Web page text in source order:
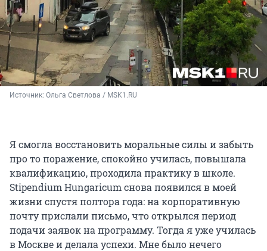
Источник: Ольга Светлова / MSK1.RU
Я смогла восстановить моральные силы и забыть
про то поражение, спокойно училась, повышала
квалификацию, проходила практику в школе.
Stipendium Hungaricum снова появился в моей
жизни спустя полтора года: на корпоративную
почту прислали письмо, что открылся период
подачи заявок на программу. Тогда я уже училась
в Москве и делала успехи. Мне было нечего